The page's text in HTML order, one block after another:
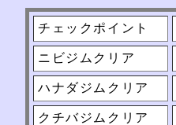
チェックポイント
ニビジムクリア
ハナダジムクリア
クチバジムクリア